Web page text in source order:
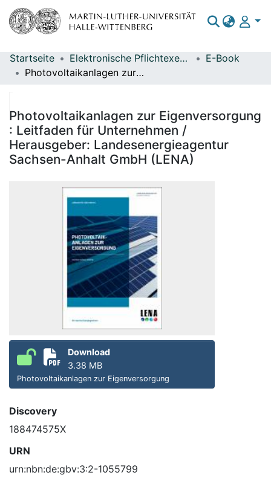
Bereiche & Sammlungen
Statistiken
Startseite Elektronische Pflichtexemplare
E-Book
Photovoltaikanlagen zur Eigenversorgung : Leitfaden für Unternehmen / Herausgeber: Landesenergieagentur Sachsen-Anhalt GmbH (LENA)
Photovoltaikanlagen zur Eigenversorgung
: Leitfaden für Unternehmen /
Herausgeber: Landesenergieagentur
Sachsen-Anhalt GmbH (LENA)
Download
3.38 MB
Photovoltaikanlagen zur Eigenversorgung
Discovery
188474575X
URN
urn:nbn:de:gbv:3:2-1055799